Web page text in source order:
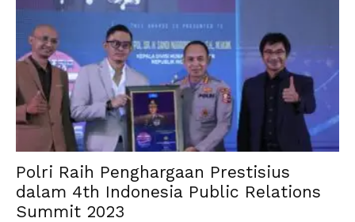
Polri Raih Penghargaan Prestisius
dalam 4th Indonesia Public Relations
Summit 2023